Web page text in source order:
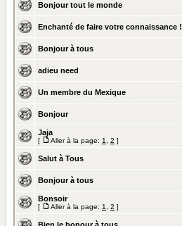
Bonjour tout le monde
Enchanté de faire votre connaissance !
Bonjour à tous
adieu need
Un membre du Mexique
Bonjour
Jaja
[ Aller à la page: 1 2 ]
Salut à Tous
Bonjour à tous
Bonsoir
[ Aller à la page: 1 2 ]